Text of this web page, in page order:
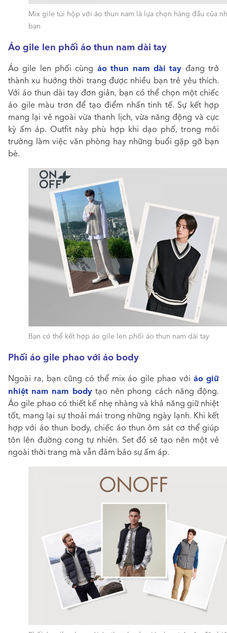
Mix gile túi hộp với áo thun nam là lựa chọn hàng đầu của
bạn
Áo gile len phối áo thun nam dài tay
Áo gile len phối cùng áo thun nam dài tay đang trở
thành xu hướng thời trang được nhiều bạn trẻ yêu thích.
Với áo thun dài tay đơn giản, bạn có thể chọn một chiếc
áo gile màu trơn để tạo điểm nhấn tinh tế. Sự kết hợp
mang lại vẻ ngoài vừa thanh lịch, vừa năng động và cực
kỳ ấm áp. Outfit này phù hợp khi dạo phố, trong môi
trường làm việc văn phòng hay những buổi gặp gỡ bạn
bè.
Bạn có thể kết hợp áo gile len phối áo thun nam dài tay
Phối áo gile phao với áo body
Ngoài ra, bạn cũng có thể mix áo gile phao vớiáo giữ
nhiệt nam nam bodytạo nên phong cách năng động.
Áo gile phao có thiết kế nhẹ nhàng và khả năng giữ nhiệt
tốt, mang lại sự thoải mái trong những ngày lạnh. Khi kết
hợp với áo thun body, chiếc áo thun ôm sát cơ thể giúp
tôn lên đường cong tự nhiên. Set đồ sẽ tạo nên một vẻ
ngoài thời trang mà vẫn đảm bảo sự ấm áp.